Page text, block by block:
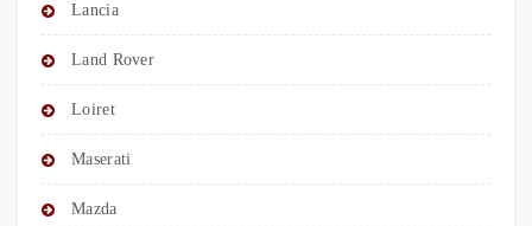
Lancia
Land Rover
Loiret
Maserati
Mazda